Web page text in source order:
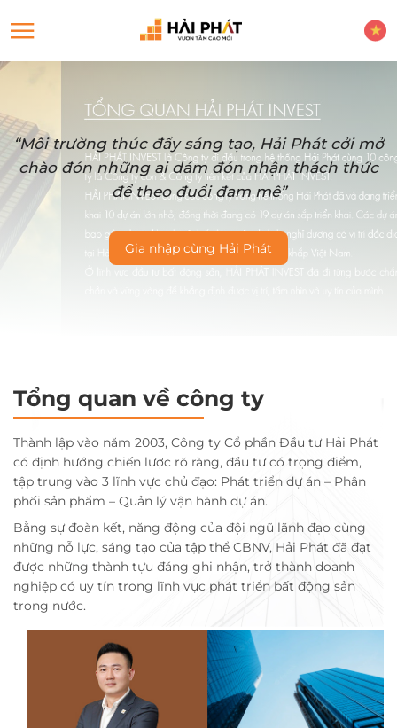
“Môi trường thúc đẩy sáng tạo, Hải Phát cởi mở
chào đón những ai dám đón nhận thách thức
để theo đuổi đam mê”
Gia nhập cùng Hải Phát
Tổng quan về công ty
Thành lập vào năm 2003, Công ty Cổ phần Đầu tư Hải Phát
có định hướng chiến lược rõ ràng, đầu tư có trọng điểm,
tập trung vào 3 lĩnh vực chủ đạo: Phát triển dự án – Phân
phối sản phẩm – Quản lý vận hành dự án.
Bằng sự đoàn kết, năng động của đội ngũ lãnh đạo cùng
những nỗ lực, sáng tạo của tập thể CBNV, Hải Phát đã đạt
được những thành tựu đáng ghi nhận, trở thành doanh
nghiệp có uy tín trong lĩnh vực phát triển bất động sản
trong nước.